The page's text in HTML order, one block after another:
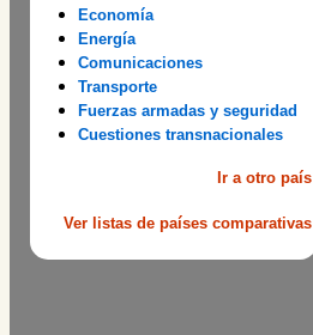
Economía
Energía
Comunicaciones
Transporte
Fuerzas armadas y seguridad
Cuestiones transnacionales
Ir a otro país
Ver listas de países comparativas